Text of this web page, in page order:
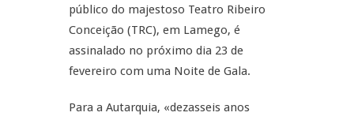
Now Opinião – Manuela
Antunes: Problemas nos
Exames Nacionais
público do majestoso Teatro Ribeiro
Conceição (TRC), em Lamego, é
assinalado no próximo dia 23 de
fevereiro com uma Noite de Gala.
Para a Autarquia, «dezasseis anos